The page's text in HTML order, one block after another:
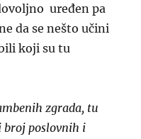
uređen pa
da se nešto učini
koji su tu
zgrada, tu
broj poslovnih i